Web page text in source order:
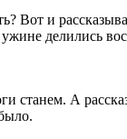
Вот и
ужине делились
А